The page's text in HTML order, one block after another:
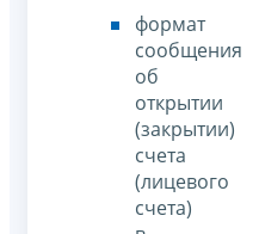
формат
сообщения
об
открытии
(закрытии)
счета
(лицевого
счета)